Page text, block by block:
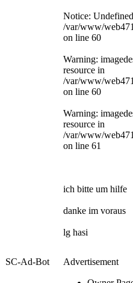
Notice:
/var/www/
on line 60
Warning:
resource in
/var/www/
on line 60
Warning:
resource in
/var/www/
on line 61
ich bitte um hilfe
danke im voraus
lg hasi
SC-Ad-Bot Advertisement